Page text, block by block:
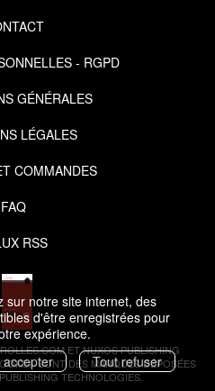
sur notre site internet, des
d'être enregistrées pour
expérience.
accepter Tout refuser
- RGPD
GÉNÉRALES
LÉGALES
COMMANDES
FAQ
RSS
ET NUXOS PUBLISHING
SONT DES MARQUES DÉPOSÉES
TECHNOLOGIES.